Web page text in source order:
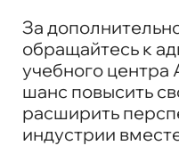
За
обращайтесь к
учебного центра
шанс повысить
расширить
индустрии